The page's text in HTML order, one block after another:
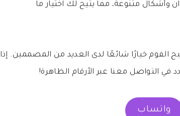
وأشكال متنوعة، مما يتيح لك اختيار ما
الفوم خيارًا شائعًا لدى العديد من المصممين. إذا
التواصل معنا عبر الأرقام الظاهرة!
واتساب